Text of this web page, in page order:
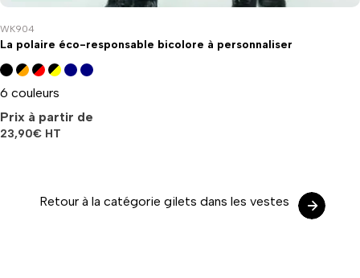
WK904
La polaire éco-responsable bicolore à personnaliser
6 couleurs
Prix à partir de
23,90€ HT
Retour à la catégorie gilets dans les vestes